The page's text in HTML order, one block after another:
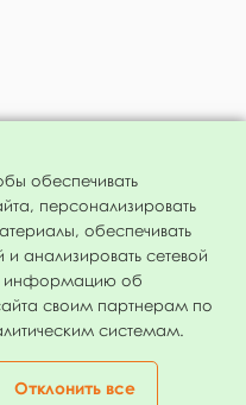
я соглашаюсь с
обеспечивать
персонализировать
обеспечивать
анализировать сетевой
информацию об
своим партнерам по
системам.
Отклонить все